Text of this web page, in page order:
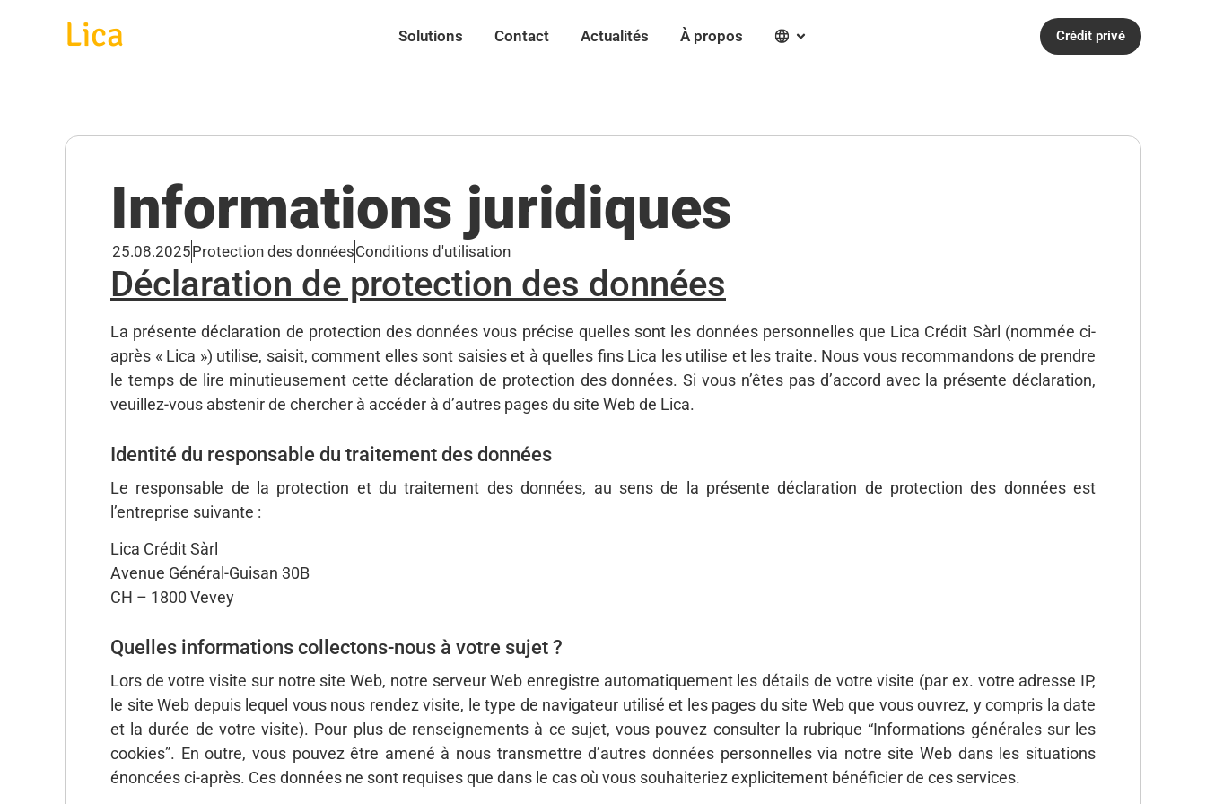
Lica Solutions Contact Actualités À propos Crédit privé
Informations juridiques
25.08.2025Protection des donnéesConditions d'utilisation
Déclaration de protection des données
La présente déclaration de protection des données vous précise quelles sont les données personnelles que Lica Crédit Sàrl (nommée ci-
après « Lica ») utilise, saisit, comment elles sont saisies et à quelles fins Lica les utilise et les traite. Nous vous recommandons de prendre
le temps de lire minutieusement cette déclaration de protection des données. Si vous n’êtes pas d’accord avec la présente déclaration,
veuillez-vous abstenir de chercher à accéder à d’autres pages du site Web de Lica.
Identité du responsable du traitement des données
Le responsable de la protection et du traitement des données, au sens de la présente déclaration de protection des données est
l’entreprise suivante :
Lica Crédit Sàrl
Avenue Général-Guisan 30B
CH – 1800 Vevey
Quelles informations collectons-nous à votre sujet ?
Lors de votre visite sur notre site Web, notre serveur Web enregistre automatiquement les détails de votre visite (par ex. votre adresse IP,
le site Web depuis lequel vous nous rendez visite, le type de navigateur utilisé et les pages du site Web que vous ouvrez, y compris la date
et la durée de votre visite). Pour plus de renseignements à ce sujet, vous pouvez consulter la rubrique “Informations générales sur les
cookies”. En outre, vous pouvez être amené à nous transmettre d’autres données personnelles via notre site Web dans les situations
énoncées ci-après. Ces données ne sont requises que dans le cas où vous souhaiteriez explicitement bénéficier de ces services.